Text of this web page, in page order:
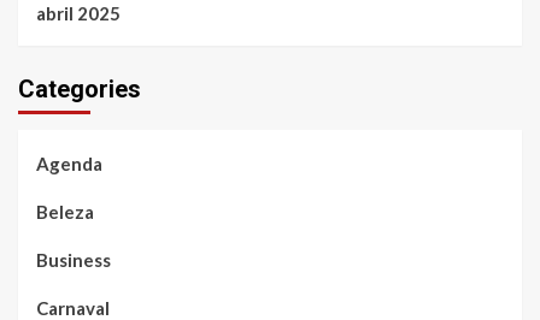
abril 2025
Categories
Agenda
Beleza
Business
Carnaval